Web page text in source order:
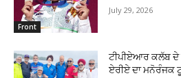
Front
July 29, 2026
ਟੀਪੀਏਆਰ ਕਲੱਬ
ਏਰੀਏ ਦਾ ਮਨੋਰੰਜਕ